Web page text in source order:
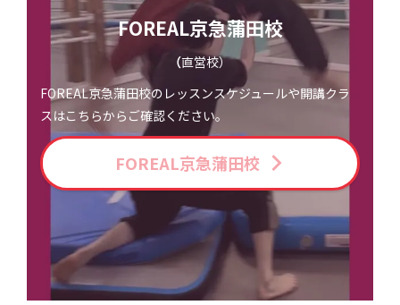
FOREAL京急蒲田校
（直営校）
FOREAL京急蒲田校のレッスンスケジュールや開講クラ
スはこちらからご確認ください。
FOREAL京急蒲田校